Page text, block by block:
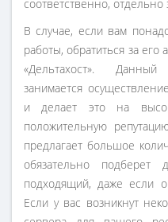
соответственно, отдельно
В случае, если вам
работы, обратиться за
«Дельтахост».
занимается
и делает это на
положительную
предлагает большое
обязательно подберет
подходящий, даже если
Если у вас возникнут